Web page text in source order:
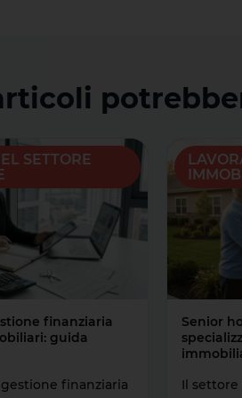
SETTORE
finanziaria
guida
finanziaria
Senior
Il